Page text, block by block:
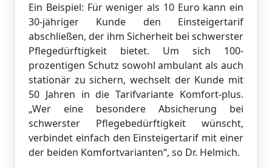
Ein Beispiel: Für weniger als 10 Euro kann ein
30-jähriger Kunde den Einsteigertarif
abschließen, der ihm Sicherheit bei schwerster
Pflegedürftigkeit bietet. Um sich 100-
prozentigen Schutz sowohl ambulant als auch
stationär zu sichern, wechselt der Kunde mit
50 Jahren in die Tarifvariante Komfort-plus.
„Wer eine besondere Absicherung bei
schwerster Pflegebedürftigkeit wünscht,
verbindet einfach den Einsteigertarif mit einer
der beiden Komfortvarianten“, so Dr. Helmich.